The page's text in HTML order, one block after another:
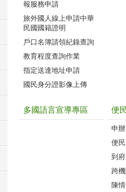
報服務申請
旅外國人線上申請中華
民國國籍證明
戶口名簿請領紀錄查詢
教育程度查詢作業
指定送達地址申請
國民身分證影像上傳
多國語言宣導專區 便
申
便
到
跨
陳